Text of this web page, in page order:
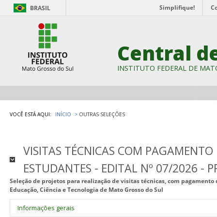
BRASIL Simplifique!
Central
INSTITUTO FEDERAL DE
VOCÊ ESTÁ AQUI: INÍCIO OUTRAS SELEÇÕES
VISITAS TÉCNICAS COM
ESTUDANTES - EDITAL Nº 07/2026 -
Seleção de projetos para realização de visitas técnicas, com
Educação, Ciência e Tecnologia de Mato Grosso do Sul
Informações gerais